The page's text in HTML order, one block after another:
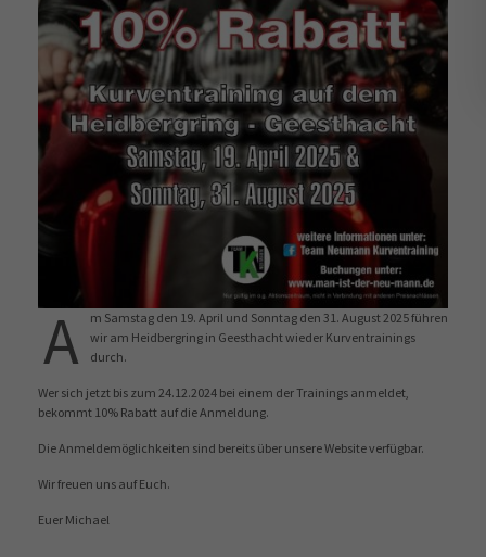
A
m Samstag den 19. April und Sonntag den 31. August 2025 führen
wir am Heidbergring in Geesthacht wieder Kurventrainings
durch.
Wer sich jetzt bis zum 24.12.2024 bei einem der Trainings anmeldet,
bekommt 10% Rabatt auf die Anmeldung.
Die Anmeldemöglichkeiten sind bereits über unsere Website verfügbar.
Wir freuen uns auf Euch.
Euer Michael